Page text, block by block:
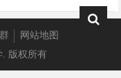
网站地图
. 版权所有